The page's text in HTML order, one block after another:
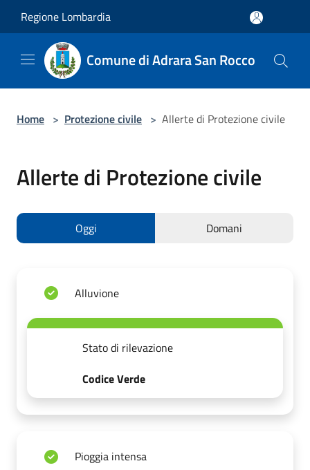
Regione Lombardia
Comune di Adrara San Rocco
Home > Protezione civile > Allerte di Protezione civile
Allerte di Protezione civile
Oggi Domani
Alluvione
Stato di rilevazione
Codice Verde
Pioggia intensa